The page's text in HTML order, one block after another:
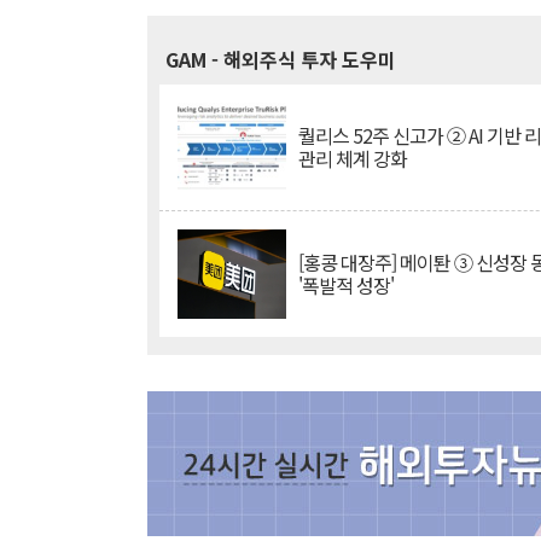
GAM - 해외주식 투자 도우미
퀄리스 52주 신고가 ② AI 기반
관리 체계 강화
[홍콩 대장주] 메이퇀 ③ 신성장
'폭발적 성장'